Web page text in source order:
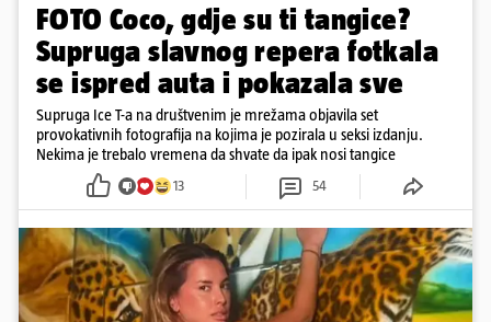
FOTO Coco, gdje su ti tangice?
Supruga slavnog repera fotkala
se ispred auta i pokazala sve
Supruga Ice T-a na društvenim je mrežama objavila set
provokativnih fotografija na kojima je pozirala u seksi izdanju.
Nekima je trebalo vremena da shvate da ipak nosi tangice
13 54